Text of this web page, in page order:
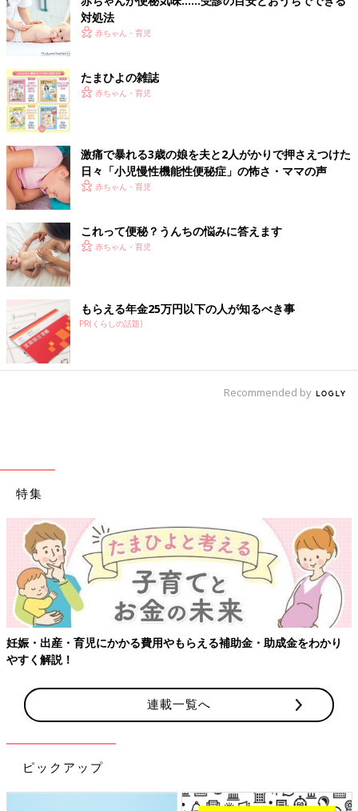
日ごろのうんちの回数やかたさを見ておくと比較しやすいでしょ
う。毎日出ていても、かたくて出すのに苦しんでいないかも観察
します。
3日に1回でもスムーズに出るのなら、その子のリズムと考えてい
いでしょう。
2．体重が減っていないか、体重の増えが悪くないかを確認
うんちがなかなか出なかったり、おなかが張っていると食欲がな
くなります。
そのために栄養がとれずに体重が減ってしまったり、体重の増え
が悪くなることがあります。体重を量ってみて、順調に増えてい
3．うんちのときに苦しそうにしていないかを観察
対処法
赤ちゃん・育児
たまひよの雑誌
赤ちゃん・育児
激痛で暴れる3歳の娘を夫と2人がかりで押さえつけた
日々「小児慢性機能性便秘症」の怖さ・ママの声
赤ちゃん・育児
これって便秘？うんちの悩みに答えます
赤ちゃん・育児
もらえる年金25万円以下の人が知るべき事
PR(くらしの話題)
Recommended by
特集
妊娠・出産・育児にかかる費用やもらえる補助金・助成金をわかり
やすく解説！
連載一覧へ
ピックアップ